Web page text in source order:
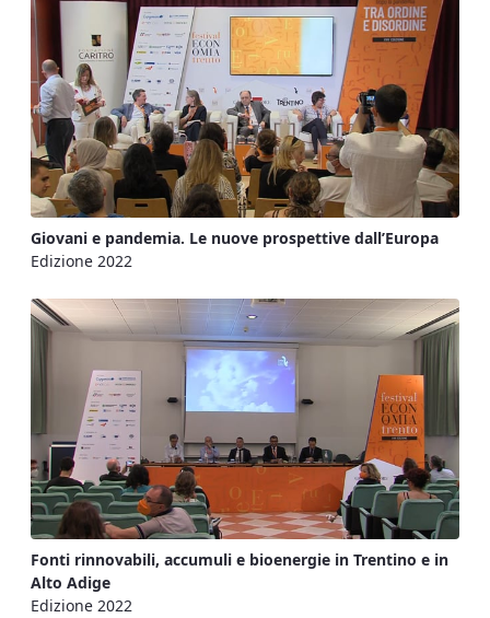
Giovani e pandemia. Le nuove prospettive dall’Europa
Edizione 2022
Fonti rinnovabili, accumuli e bioenergie in Trentino e in
Alto Adige
Edizione 2022